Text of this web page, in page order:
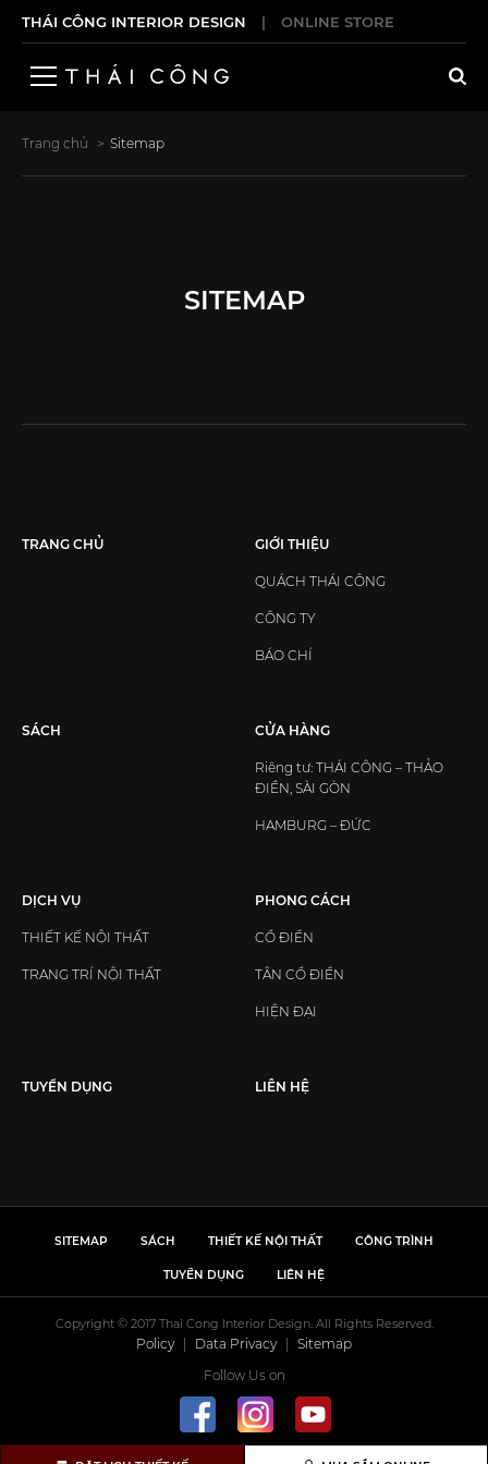
THÁI CÔNG INTERIOR DESIGN | ONLINE STORE
Trang chủ Sitemap
SITEMAP
TRANG CHỦ GIỚI THIỆU
QUÁCH THÁI CÔNG
CÔNG TY
BÁO CHÍ
SÁCH CỬA HÀNG
Riêng tư: THÁI CÔNG – THẢO
ĐIỀN, SÀI GÒN
HAMBURG – ĐỨC
DỊCH VỤ
THIẾT KẾ NỘI THẤT
TRANG TRÍ NỘI THẤT
PHONG CÁCH
CỔ ĐIỂN
TÂN CỔ ĐIỂN
HIỆN ĐẠI
TUYỂN DỤNG LIÊN HỆ
SITEMAP SÁCH THIẾT KẾ NỘI THẤT CÔNG TRÌNH
TUYỂN DỤNG LIÊN HỆ
Copyright © 2017 Thai Cong Interior Design. All Rights Reserved.
Policy | Data Privacy | Sitemap
Follow Us on